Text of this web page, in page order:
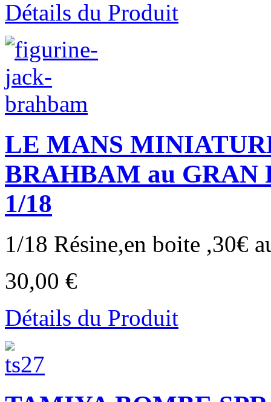
Détails du Produit
LE MANS
BRAHBAM au GRAN
1/18
1/18 Résine,en boite ,30€
30,00 €
Détails du Produit